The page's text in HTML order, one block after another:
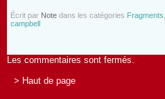
Écrit par Note dans les catégories Fragments
campbell
Les commentaires sont fermés.
> Haut de page